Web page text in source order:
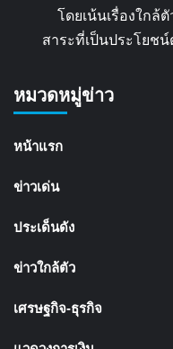
โดยเน้นเรื่องใกล้
สาระที่เป็นประโยช
หมวดหมู่ข่าว
หน้าแรก
ข่าวเด่น
ประเด็นดัง
ข่าวใกล้ตัว
เศรษฐกิจ-ธุรกิจ